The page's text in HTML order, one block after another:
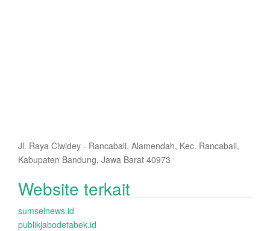
Jl. Raya Ciwidey - Rancabali, Alamendah, Kec. Rancabali,
Kabupaten Bandung, Jawa Barat 40973
Website terkait
sumselnews.id
publikjabodetabek.id